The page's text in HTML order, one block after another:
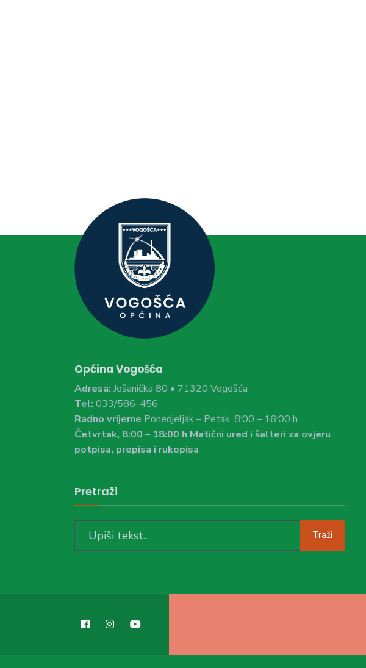
Općina Vogošća
Adresa: Jošanička 80 • 71320 Vogošća
Tel: 033/586-456
Radno vrijeme Ponedjeljak – Petak, 8:00 – 16:00 h
Četvrtak, 8:00 – 18:00 h Matični ured i šalteri za ovjeru
potpisa, prepisa i rukopisa
Pretraži
Traži